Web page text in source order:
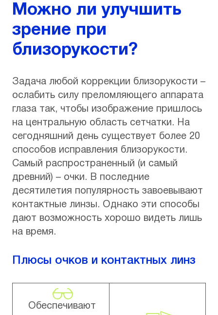
Можно ли улучшить
зрение при
близорукости?
Задача любой коррекции близорукости –
ослабить силу преломляющего аппарата
глаза так, чтобы изображение пришлось
на центральную область сетчатки. На
сегодняшний день существует более 20
способов исправления близорукости.
Самый распространенный (и самый
древний) – очки. В последние
десятилетия популярность завоевывают
контактные линзы. Однако эти способы
дают возможность хорошо видеть лишь
на время.
Плюсы очков и контактных линз
Обеспечивают